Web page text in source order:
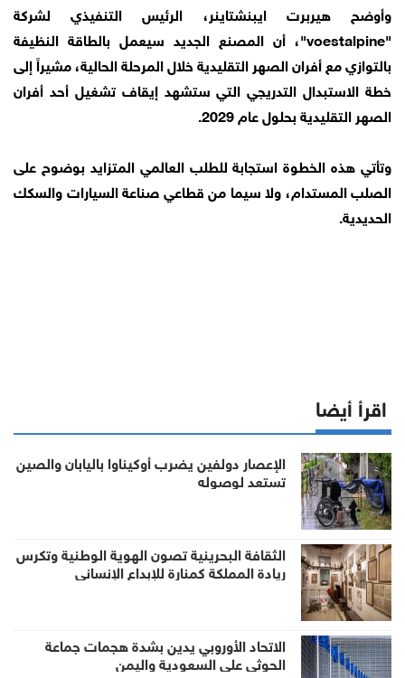
وأوضح هيربرت ايبنشتاينر، الرئيس التنفيذي لشركة
"voestalpine"، أن المصنع الجديد سيعمل بالطاقة النظيفة
بالتوازي مع أفران الصهر التقليدية خلال المرحلة الحالية، مشيراً إلى
خطة الاستبدال التدريجي التي ستشهد إيقاف تشغيل أحد أفران
الصهر التقليدية بحلول عام 2029.
وتأتي هذه الخطوة استجابة للطلب العالمي المتزايد بوضوح على
الصلب المستدام، ولا سيما من قطاعي صناعة السيارات والسكك
الحديدية.
اقرأ أيضا
الإعصار دولفين يضرب أوكيناوا باليابان والصين
تستعد لوصوله
الثقافة البحرينية تصون الهوية الوطنية وتكرس
ريادة المملكة كمنارة للإبداع الإنساني
الاتحاد الأوروبي يدين بشدة هجمات جماعة
الحوثي على السعودية واليمن